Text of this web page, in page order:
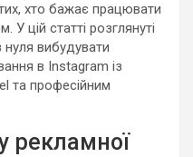
хто бажає працювати
цій статті розглянуті
вибудувати
в Instagram із
та професійним
рекламної